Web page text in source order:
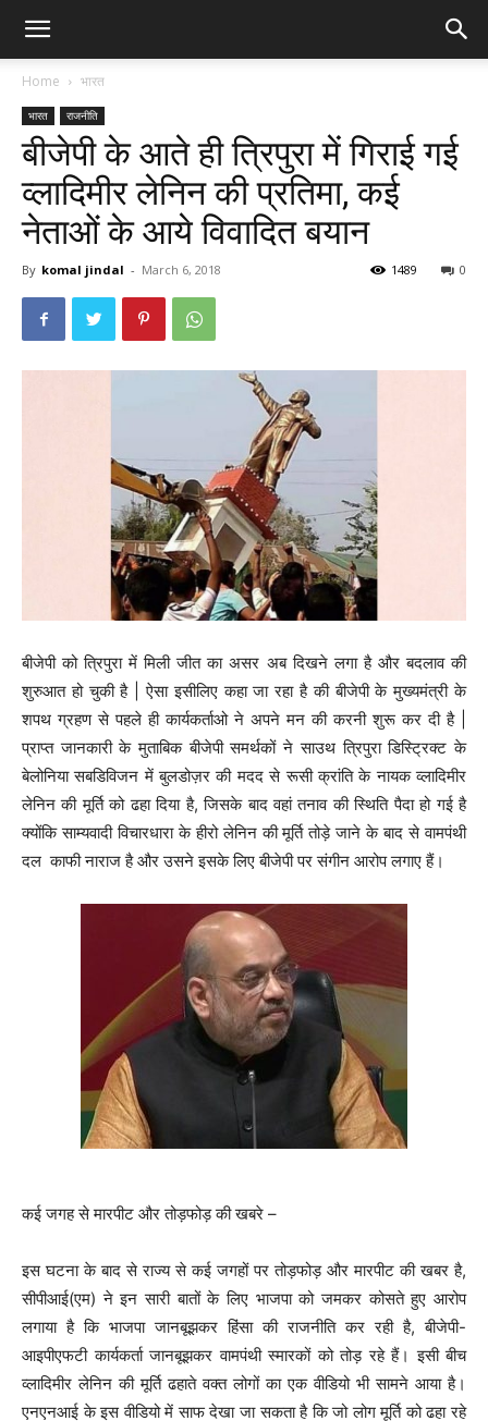
Home भारत
भारत राजनीति
बीजेपी के आते ही त्रिपुरा में गिराई गई
व्लादिमीर लेनिन की प्रतिमा, कई
नेताओं के आये विवादित बयान
By komal jindal - March 6, 2018 0
1489
बीजेपी को त्रिपुरा में मिली जीत का असर अब दिखने लगा है और बदलाव की
शुरुआत हो चुकी है | ऐसा इसीलिए कहा जा रहा है की बीजेपी के मुख्यमंत्री के
शपथ ग्रहण से पहले ही कार्यकर्ताओ ने अपने मन की करनी शुरू कर दी है |
प्राप्त जानकारी के मुताबिक बीजेपी समर्थकों ने साउथ त्रिपुरा डिस्ट्रिक्ट के
बेलोनिया सबडिविजन में बुलडोज़र की मदद से रूसी क्रांति के नायक व्लादिमीर
लेनिन की मूर्ति को ढहा दिया है, जिसके बाद वहां तनाव की स्थिति पैदा हो गई है
क्योंकि साम्यवादी विचारधारा के हीरो लेनिन की मूर्ति तोड़े जाने के बाद से वामपंथी
दल काफी नाराज है और उसने इसके लिए बीजेपी पर संगीन आरोप लगाए हैं।
कई जगह से मारपीट और तोड़फोड़ की खबरे –
इस घटना के बाद से राज्य से कई जगहों पर तोड़फोड़ और मारपीट की खबर है,
सीपीआई(एम) ने इन सारी बातों के लिए भाजपा को जमकर कोसते हुए आरोप
लगाया है कि भाजपा जानबूझकर हिंसा की राजनीति कर रही है, बीजेपी-
आइपीएफटी कार्यकर्ता जानबूझकर वामपंथी स्मारकों को तोड़ रहे हैं। इसी बीच
व्लादिमीर लेनिन की मूर्ति ढहाते वक्त लोगों का एक वीडियो भी सामने आया है।
एनएनआई के इस वीडियो में साफ देखा जा सकता है कि जो लोग मूर्ति को ढहा रहे